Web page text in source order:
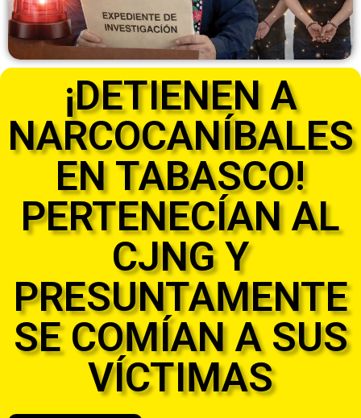
¡DETIENEN A
NARCOCANÍBALES
EN TABASCO!
PERTENECÍAN AL
CJNG Y
PRESUNTAMENTE
SE COMÍAN A SUS
VÍCTIMAS